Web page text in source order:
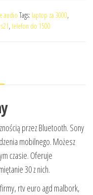
audio Tags: laptop za 3000,
, telefon do 1500
przez Bluetooth. Sony
mobilnego. Możesz
czasie. Oferuje
30 z nich.
rtv euro agd malbork,